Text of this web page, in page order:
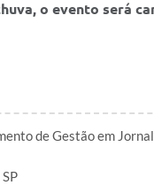
o evento será
de Gestão em